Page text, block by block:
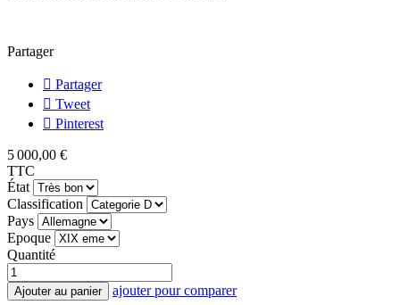
Partager
Partager
Tweet
Pinterest
5 000,00 €
TTC
État
Classification
Pays
Epoque
Quantité
Ajouter au panier ajouter pour comparer